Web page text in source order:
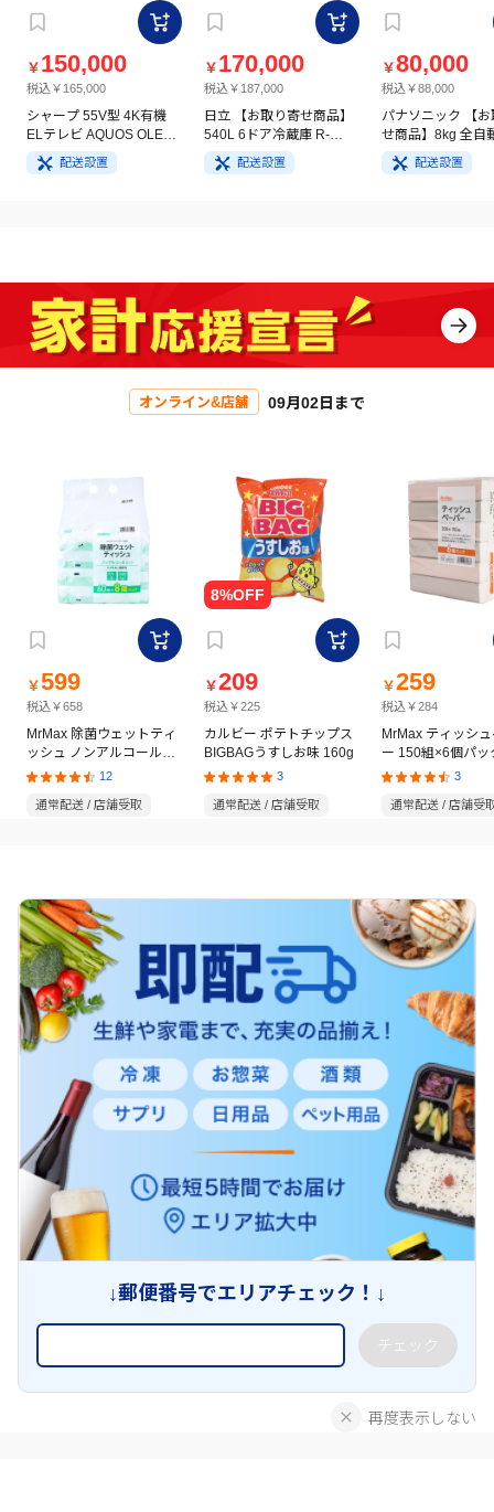
￥ 150,000
税込￥165,000
シャープ 55V型 4K有機
ELテレビ AQUOS OLED
4T-C55GQ3
配送設置
￥ 170,000
税込￥187,000
日立 【お取り寄せ商品】
540L 6ドア冷蔵庫 R-
HW54V(N) ライトゴール
ド
配送設置
￥80,000
税込￥88,000
パナソニック 【お
せ商品】8kg 全自
洗濯機 NA-
イト
配送設置
オンライン&店舗 09月02日まで
￥599
税込￥658
MrMax 除菌ウェットティ
ッシュ ノンアルコールタ
イプ 60枚×8個パック
12
通常配送 / 店舗受取
￥209
税込￥225
カルビー ポテトチップス
BIGBAGうすしお味 160g
3
通常配送 / 店舗受取
￥259
税込￥284
MrMax ティッシ
ー 150組×6個パッ
3
通常配送 / 店舗受
↓郵便番号でエリアチェック！↓
チェック
再度表示しない